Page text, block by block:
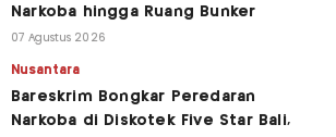
Narkoba hingga Ruang Bunker
07 Agustus 2026
Nusantara
Bareskrim Bongkar Peredaran
Narkoba di Diskotek Five Star Bali,